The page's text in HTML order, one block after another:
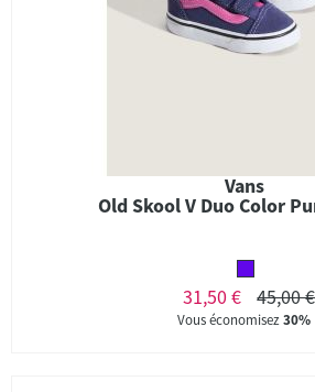
Vans
Old Skool V Duo Color
31,50 € 45,00 €
Vous économisez30%